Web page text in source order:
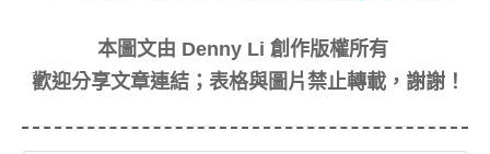
本圖文由 Denny Li 創作版權所有
歡迎分享文章連結；表格與圖片禁止轉載，謝謝！